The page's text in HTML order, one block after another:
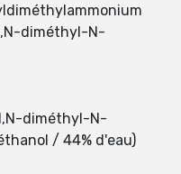
diméthyl-N-
diméthyl-N-
/ 44% d'eau)